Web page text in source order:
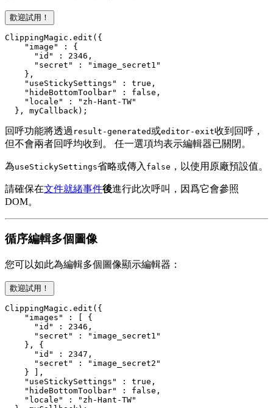
歡迎試用！
ClippingMagic.edit({
    "image" : {
      "id" : 2346,
      "secret" : "image_secret1"
    },
    "useStickySettings" : true,
    "hideBottomToolbar" : false,
    "locale" : "zh-Hant-TW"
  }, myCallback);
回呼功能將透過 result-generated或editor-exit收到回呼，
但不會兩者回呼均收到。 任一選項均表示編輯器已關閉。
為useStickySettings省略或傳入 false ，以使用原廠預設值。
請確保在文件就緒事件後進行此次呼叫，因爲它會參照
DOM。
循序編輯多個圖像
您可以如此為編輯多個圖像顯示編輯器：
歡迎試用！
ClippingMagic.edit({
    "images" : [ {
      "id" : 2346,
      "secret" : "image_secret1"
    }, {
      "id" : 2347,
      "secret" : "image_secret2"
    } ],
    "useStickySettings" : true,
    "hideBottomToolbar" : false,
    "locale" : "zh-Hant-TW"